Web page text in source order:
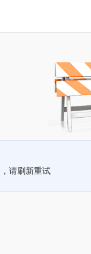
请刷新重试